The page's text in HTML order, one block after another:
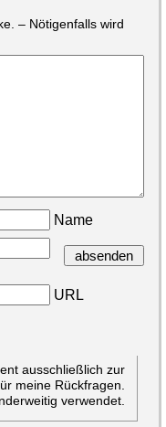
– Nötigenfalls wird
Name
URL
ausschließlich zur
meine Rückfragen.
verwendet.